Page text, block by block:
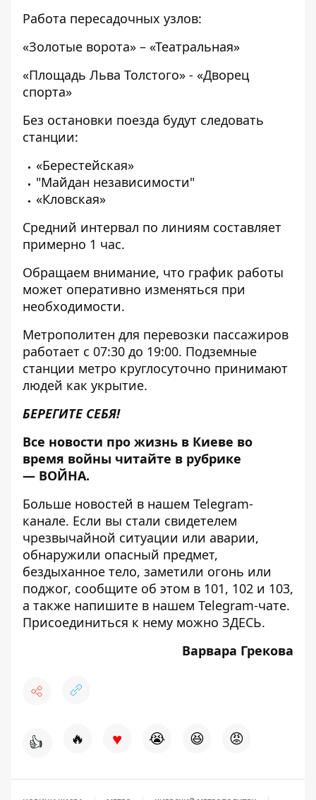
Работа пересадочных узлов:
«Золотые ворота» – «Театральная»
«Площадь Льва Толстого» - «Дворец
спорта»
Без остановки поезда будут следовать
станции:
«Берестейская»
"Майдан независимости"
«Кловская»
Средний интервал по линиям составляет
примерно 1 час.
Обращаем внимание, что график работы
может оперативно изменяться при
необходимости.
Метрополитен для перевозки пассажиров
работает с 07:30 до 19:00. Подземные
станции метро круглосуточно принимают
людей как укрытие.
БЕРЕГИТЕ СЕБЯ!
Все новости про жизнь в Киеве во
время войны читайте в рубрике
— ВОЙНА.
Больше новостей в нашем Telegram-
канале. Если вы стали свидетелем
чрезвычайной ситуации или аварии,
обнаружили опасный предмет,
бездыханное тело, заметили огонь или
поджог, сообщите об этом в 101, 102 и 103,
а также напишите в нашем Telegram-чате.
Присоединиться к нему можно ЗДЕСЬ.
Варвара Грекова
👍 🔥 ♥ 😭 😆 😡